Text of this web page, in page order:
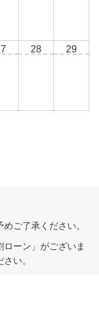
28 29
ご了承ください。
ーン」がございま
い。